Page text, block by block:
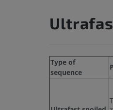
Type of
sequence